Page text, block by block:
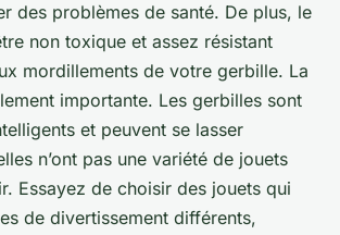
des problèmes de santé. De plus, le
non toxique et assez résistant
mordillements de votre gerbille. La
importante. Les gerbilles sont
et peuvent se lasser
n’ont pas une variété de jouets
Essayez de choisir des jouets qui
de divertissement différents,